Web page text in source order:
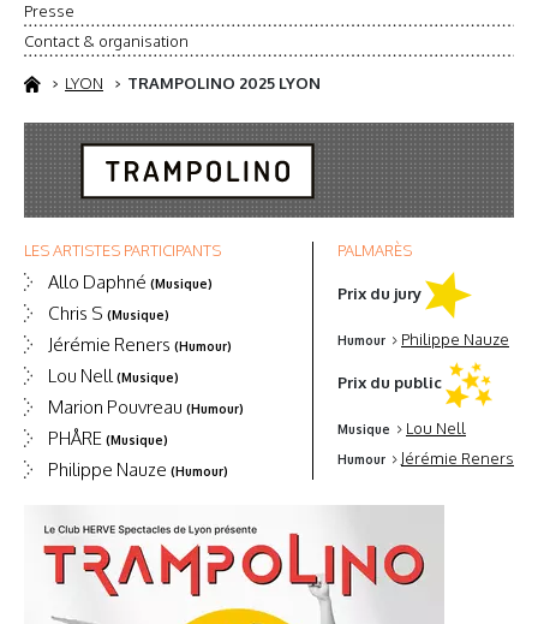
Presse
Contact & organisation
LYON TRAMPOLINO 2025 LYON
PALMARÈS
Prix du jury
Humour Philippe Nauze
Prix du public
Musique Lou Nell
Humour Jérémie Reners
LES ARTISTES PARTICIPANTS
Allo Daphné (Musique)
Chris S (Musique)
Jérémie Reners (Humour)
Lou Nell(Musique)
Marion Pouvreau (Humour)
PHÅRE (Musique)
Philippe Nauze (Humour)